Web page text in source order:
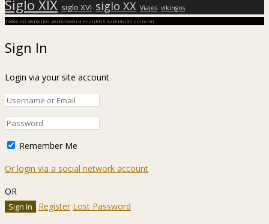
Siglo XIX siglo XVI siglo XX Viajes vikingos
Todos los derechos pertenecen a Hislibris Asociación cultural
Sign In
Login via your site account
Remember Me
Or login via a social network account
OR
Register Lost Password